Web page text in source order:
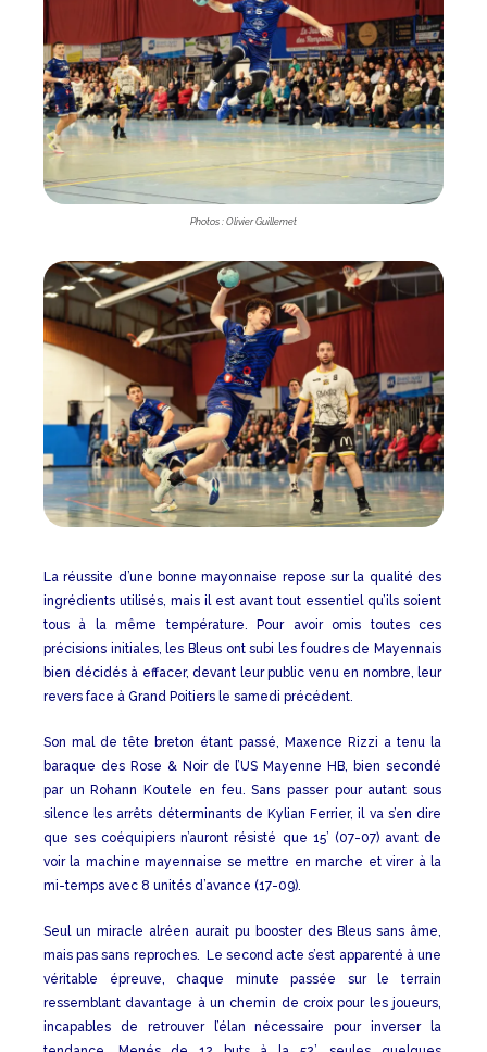
Photos : Olivier Guillemet
La réussite d’une bonne mayonnaise repose sur la qualité des
ingrédients utilisés, mais il est avant tout essentiel qu’ils soient
tous à la même température. Pour avoir omis toutes ces
précisions initiales, les Bleus ont subi les foudres de Mayennais
bien décidés à effacer, devant leur public venu en nombre, leur
revers face à Grand Poitiers le samedi précédent.
Son mal de tête breton étant passé, Maxence Rizzi a tenu la
baraque des Rose & Noir de l’US Mayenne HB, bien secondé
par un Rohann Koutele en feu. Sans passer pour autant sous
silence les arrêts déterminants de Kylian Ferrier, il va s’en dire
que ses coéquipiers n’auront résisté que 15’ (07-07) avant de
voir la machine mayennaise se mettre en marche et virer à la
mi-temps avec 8 unités d’avance (17-09).
Seul un miracle alréen aurait pu booster des Bleus sans âme,
mais pas sans reproches. Le second acte s’est apparenté à une
véritable épreuve, chaque minute passée sur le terrain
ressemblant davantage à un chemin de croix pour les joueurs,
incapables de retrouver l’élan nécessaire pour inverser la